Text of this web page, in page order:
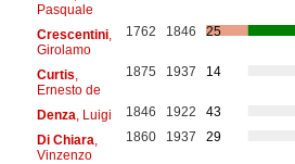
Pasquale
Crescentini,
Girolamo
1762 1846 25
Curtis
Ernesto de
1875 1937 14
Denza , Luigi 1846 1922
43
Di Chiara
Vinzenzo
1860 1937 29